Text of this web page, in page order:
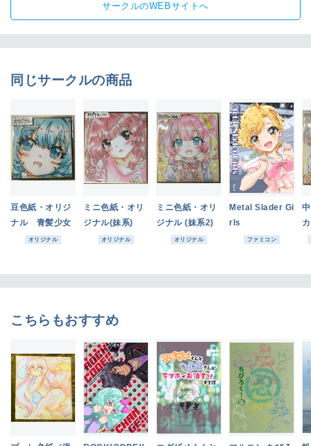
サークルのWEBサイトへ
同じサークルの商品
豆色紙・オリジ
ナル 青髪少女
オリジナル
ミニ色紙・オリ
ジナル(妹系)
オリジナル
ミニ色紙・オリ
ジナル (妹系2)
オリジナル
Metal Slader Gi
rls
ファミコン
こちらもおすすめ